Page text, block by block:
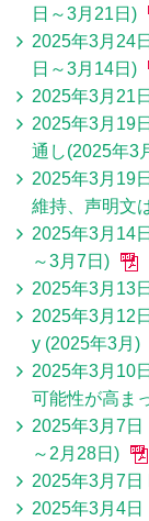
日～3月21日)
2025年3月24
日～3月14日)
2025年3月21
2025年3月19
通し(2025年3
2025年3月19
維持、声明文
2025年3月14
～3月7日)
2025年3月13
2025年3月12
y (2025年3月)
2025年3月10
可能性が高ま
2025年3月7日
～2月28日)
2025年3月7日
2025年3月4日